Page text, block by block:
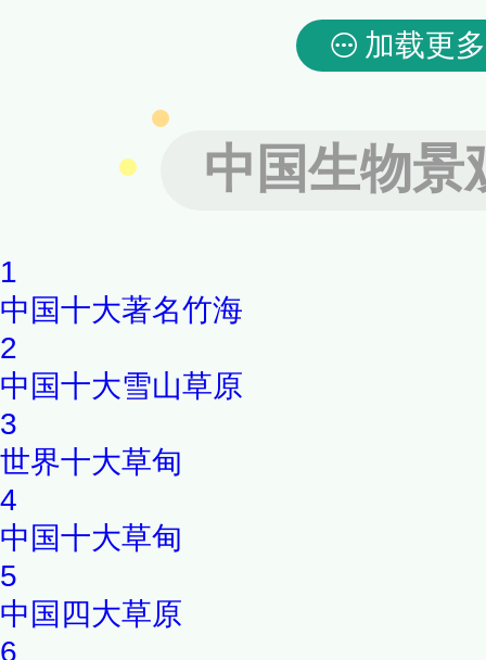
加载更多
中国生物景
1
中国十大著名竹海
2
中国十大雪山草原
3
世界十大草甸
4
中国十大草甸
5
中国四大草原
6